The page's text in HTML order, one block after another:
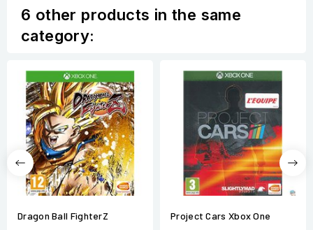
6 other products in the same
category:
Dragon Ball FighterZ Project Cars Xbox One